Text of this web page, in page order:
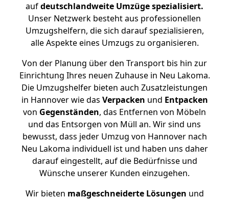
aufdeutschlandweite Umzüge spezialisiert.
Unser Netzwerk besteht aus professionellen
Umzugshelfern, die sich darauf spezialisieren,
alle Aspekte eines Umzugs zu organisieren.
Von der Planung über den Transport bis hin zur
Einrichtung Ihres neuen Zuhause in Neu Lakoma.
Die Umzugshelfer bieten auch Zusatzleistungen
in Hannover wie das Verpacken und Entpacken
von Gegenständen, das Entfernen von Möbeln
und das Entsorgen von Müll an. Wir sind uns
bewusst, dass jeder Umzug von Hannover nach
Neu Lakoma individuell ist und haben uns daher
darauf eingestellt, auf die Bedürfnisse und
Wünsche unserer Kunden einzugehen.
Wir bieten maßgeschneiderte Lösungen und